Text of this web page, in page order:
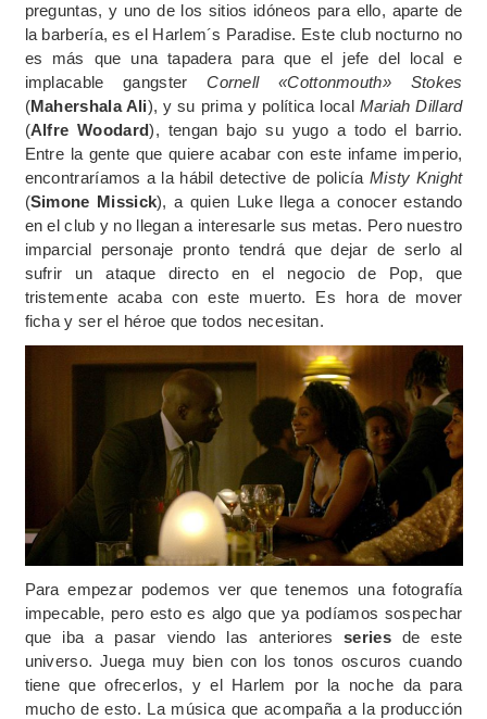
preguntas, y uno de los sitios idóneos para ello, aparte de
la barbería, es el Harlem´s Paradise. Este club nocturno no
es más que una tapadera para que el jefe del local e
implacable gangsterCornell «Cottonmouth» Stokes
(Mahershala Ali), y su prima y política local Mariah Dillard
(Alfre Woodard), tengan bajo su yugo a todo el barrio.
Entre la gente que quiere acabar con este infame imperio,
encontraríamos a la hábil detective de policía Misty Knight
(Simone Missick), a quien Luke llega a conocer estando
en el club y no llegan a interesarle sus metas. Pero nuestro
imparcial personaje pronto tendrá que dejar de serlo al
sufrir un ataque directo en el negocio de Pop, que
tristemente acaba con este muerto. Es hora de mover
ficha y ser el héroe que todos necesitan.
Para empezar podemos ver que tenemos una fotografía
impecable, pero esto es algo que ya podíamos sospechar
que iba a pasar viendo las anterioresseriesde este
universo. Juega muy bien con los tonos oscuros cuando
tiene que ofrecerlos, y el Harlem por la noche da para
mucho de esto. La música que acompaña a la producción